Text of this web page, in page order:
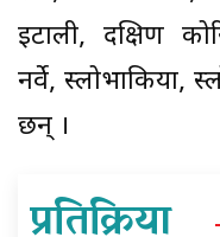
इटाली, दक्षिण
नर्वे, स्लोभाकिया,
छन् ।